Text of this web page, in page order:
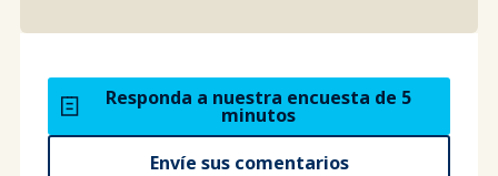
Responda a nuestra encuesta de 5
minutos
Envíe sus comentarios